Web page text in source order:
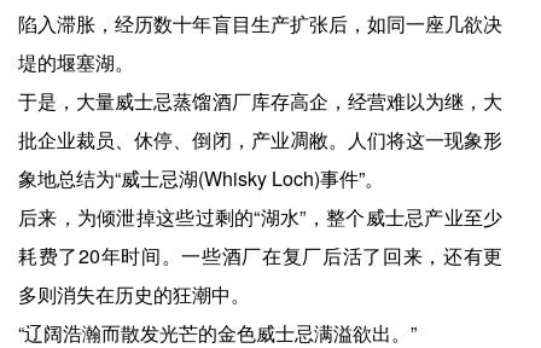
陷入滞胀，经历数十年盲目生产扩张后，如同一座几欲决
堤的堰塞湖。
于是，大量威士忌蒸馏酒厂库存高企，经营难以为继，大
批企业裁员、休停、倒闭，产业凋敝。人们将这一现象形
象地总结为“威士忌湖(Whisky Loch)事件”。
后来，为倾泄掉这些过剩的“湖水”，整个威士忌产业至少
耗费了20年时间。一些酒厂在复厂后活了回来，还有更
多则消失在历史的狂潮中。
“辽阔浩瀚而散发光芒的金色威士忌满溢欲出。”